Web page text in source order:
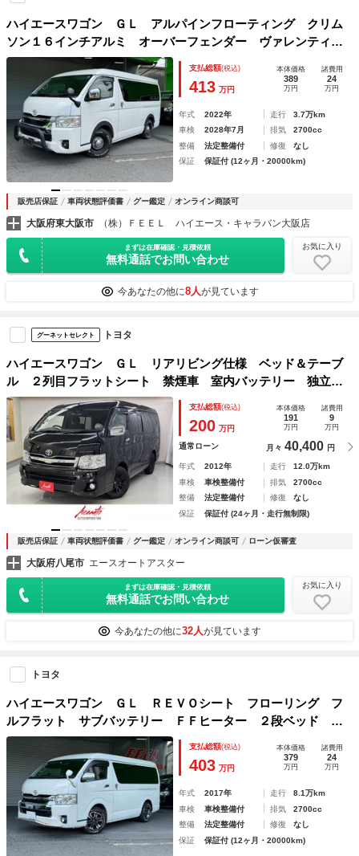
ハイエースワゴン ＧＬ アルパインフローティング クリム
ソン１６インチアルミ オーバーフェンダー ヴァレンティテ
ール シートカバー ベッドキット ドライブレコーダー
支払総額(税込)
413 万円
本体価格
389
万円
諸費用
24
万円
年式 2022年 走行
3.7万km
車検
2028年7月 排気
2700cc
整備
法定整備付 修復
なし
保証
保証付 (12ヶ月・20000km)
販売店保証 車両状態評価書 グー鑑定 オンライン商談可
大阪府東大阪市 （株）ＦＥＥＬ ハイエース・キャラバン大阪店
まずは在庫確認・見積依頼
無料通話でお問い合わせ
お気に入り
今あなたの他に8人が見ています
グーネットセレクト トヨタ
ハイエースワゴン ＧＬ リアリビング仕様 ベッド＆テーブ
ル ２列目フラットシート 禁煙車 室内バッテリー 独立電
源
支払総額(税込)
200 万円
本体価格
191
万円
諸費用
9
万円
通常ローン 月々 40,400 円
年式 2012年 走行
12.0万km
車検
車検整備付 排気
2700cc
整備
法定整備付 修復
なし
保証
保証付 (24ヶ月・走行無制限)
販売店保証 車両状態評価書 グー鑑定 オンライン商談可 ローン仮審査
大阪府八尾市 エースオートアスター
まずは在庫確認・見積依頼
無料通話でお問い合わせ
お気に入り
今あなたの他に32人が見ています
トヨタ
ハイエースワゴン ＧＬ ＲＥＶＯシート フローリング フ
ルフラット サブバッテリー ＦＦヒーター ２段ベッド カ
ーテン ７型フルセグナビ
支払総額(税込)
403 万円
本体価格
379
万円
諸費用
24
万円
年式 2017年 走行
8.1万km
車検
車検整備付 排気
2700cc
整備
法定整備付 修復
なし
保証
保証付 (12ヶ月・20000km)